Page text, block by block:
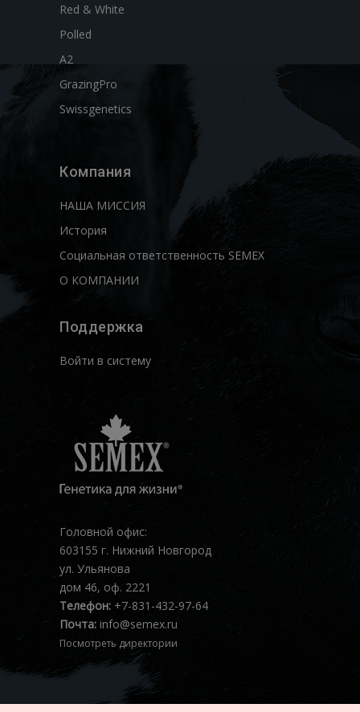
Red & White
Polled
A2
GrazingPro
Swissgenetics
Компания
НАША МИССИЯ
История
Социальная ответственность SEMEX
О КОМПАНИИ
Поддержка
Войти в систему
Головной офис:
603155 г. Нижний Новгород
ул. Ульянова
дом 46, оф. 2221
Телефон: +7-831-432-97-64
Почта: info@semex.ru
Посмотреть директории